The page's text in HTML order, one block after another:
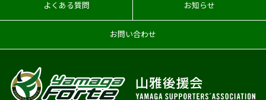
よくある質問 お知らせ
お問い合わせ